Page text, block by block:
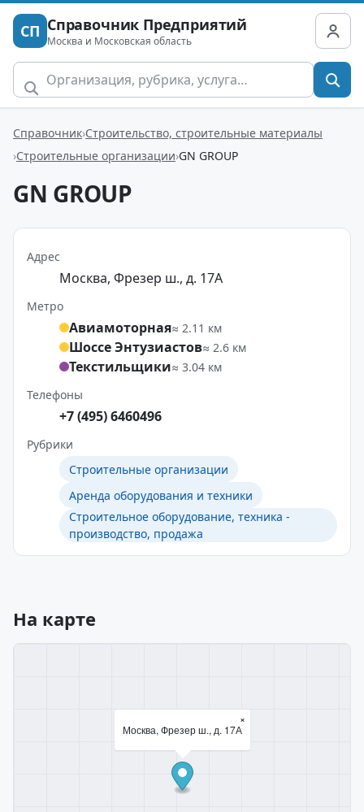
СП Справочник Предприятий
Москва и Московская область
Справочник Строительство, строительные материалы
Строительные организации GN GROUP
GN GROUP
Адрес
Москва, Фрезер ш., д. 17А
Метро
Авиамоторная≈ 2.11 км
Шоссе Энтузиастов≈ 2.6 км
Текстильщики≈ 3.04 км
Телефоны
+7 (495) 6460496
Рубрики
Строительные организации
Аренда оборудования и техники
Строительное оборудование, техника -
производство, продажа
На карте
Москва, Фрезер ш., д. 17А
×